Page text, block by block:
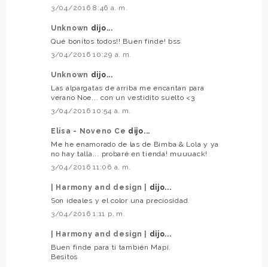
3/04/2016 8:46 a. m.
Unknown dijo...
Qué bonitos todos!! Buen finde! bss
3/04/2016 10:29 a. m.
Unknown dijo...
Las alpargatas de arriba me encantan para
verano Noe... con un vestidito suelto <3
3/04/2016 10:54 a. m.
Elisa - Noveno Ce dijo...
Me he enamorado de las de Bimba & Lola y ya
no hay talla... probaré en tienda! muuuack!
3/04/2016 11:06 a. m.
| Harmony and design |
dijo...
Son ideales y el color una preciosidad.
3/04/2016 1:11 p. m.
| Harmony and design |
dijo...
Buen finde para ti también Mapi.
Besitos